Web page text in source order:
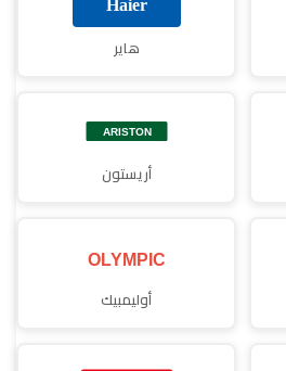
هاير
أريستون
أوليمبيك